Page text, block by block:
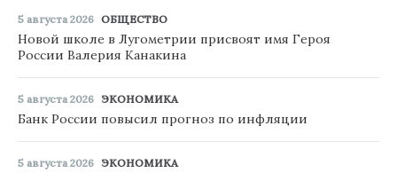
5 августа 2026 ОБЩЕСТВО
Новой школе в Лугометрии присвоят имя Героя
России Валерия Канакина
5 августа 2026 ЭКОНОМИКА
Банк России повысил прогноз по инфляции
5 августа 2026 ЭКОНОМИКА